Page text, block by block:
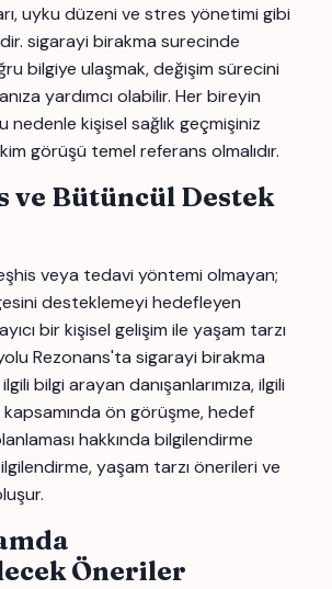
uyku düzeni ve stres yönetimi gibi
sigarayi birakma surecinde
bilgiye ulaşmak, değişim sürecini
yardımcı olabilir. Her bireyin
nedenle kişisel sağlık geçmişiniz
görüşü temel referans olmalıdır.
ve Bütüncül Destek
veya tedavi yöntemi olmayan;
desteklemeyi hedefleyen
bir kişisel gelişim ile yaşam tarzı
Rezonans'ta sigarayi birakma
bilgi arayan danışanlarımıza, ilgili
kapsamında ön görüşme, hedef
hakkında bilgilendirme
yaşam tarzı önerileri ve
Öneriler